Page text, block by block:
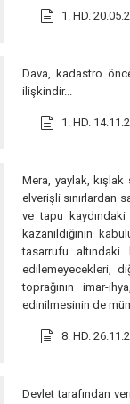
1. HD.
Dava, kadastro
ilişkindir...
1. HD.
Mera, yaylak, kışlak
elverişli sınırlardan
ve tapu kaydındaki
kazanıldığının
tasarrufu
edilemeyecekleri,
toprağının imar-
edinilmesinin de
8. HD.
Devlet tarafından